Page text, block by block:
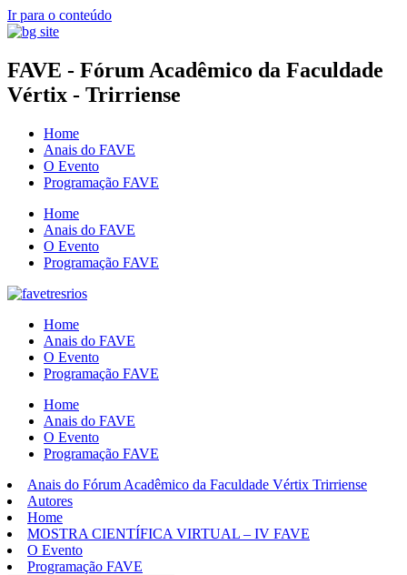
Ir para o conteúdo
FAVE - Fórum Acadêmico da Faculdade
Vértix - Trirriense
Home
Anais do FAVE
O Evento
Programação FAVE
Home
Anais do FAVE
O Evento
Programação FAVE
Home
Anais do FAVE
O Evento
Programação FAVE
Home
Anais do FAVE
O Evento
Programação FAVE
Anais do Fórum Acadêmico da Faculdade Vértix Trirriense
Autores
Home
MOSTRA CIENTÍFICA VIRTUAL – IV FAVE
O Evento
Programação FAVE